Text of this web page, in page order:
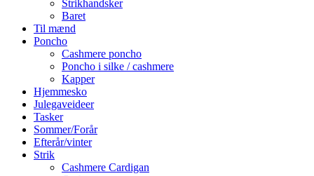
Strikhandsker
Baret
Til mænd
Poncho
Cashmere poncho
Poncho i silke / cashmere
Kapper
Hjemmesko
Julegaveideer
Tasker
Sommer/Forår
Efterår/vinter
Strik
Cashmere Cardigan